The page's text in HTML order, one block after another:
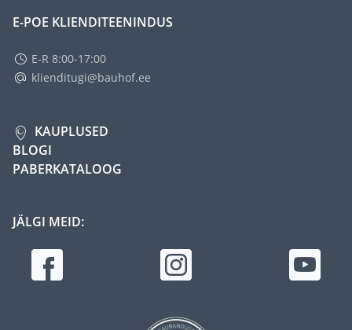
E-POE KLIENDITEENINDUS
E-R 8:00-17:00
klienditugi@bauhof.ee
KAUPLUSED
BLOGI
PABERKATALOOG
JÄLGI MEID: